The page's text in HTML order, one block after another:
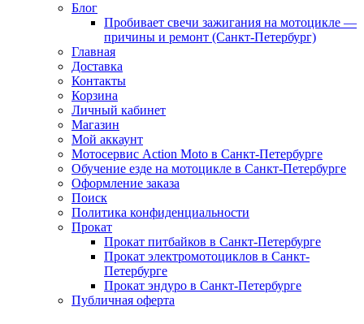
Блог
Пробивает свечи зажигания на мотоцикле —
причины и ремонт (Санкт-Петербург)
Главная
Доставка
Контакты
Корзина
Личный кабинет
Магазин
Мой аккаунт
Мотосервис Action Moto в Санкт-Петербурге
Обучение езде на мотоцикле в Санкт-Петербурге
Оформление заказа
Поиск
Политика конфиденциальности
Прокат
Прокат питбайков в Санкт-Петербурге
Прокат электромотоциклов в Санкт-
Петербурге
Прокат эндуро в Санкт-Петербурге
Публичная оферта